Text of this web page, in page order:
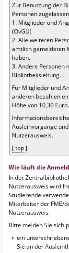
Zur Benutzung der
Personen
1. Mitglieder und
(OvGU)
2. Alle weiteren
amtlich gemeldeten
haben,
3. Andere Personen
Bibliotheksleitung.
Für Mitglieder und
anderen bezahlen
Höhe von 10,30 Euro.
Ausleihvorgänge
Nutzerausweis.
[ top ]
Wie läuft die
In der
Nutzerausweis wird
Studierende
Mitarbeiter der FME/
Nutzerausweis.
Bitte melden Sie sich
ein
Sie an der